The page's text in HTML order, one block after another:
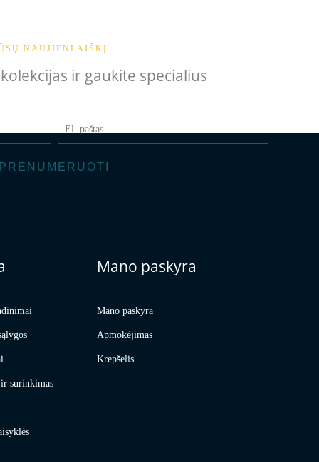
NAUJIENLAIŠKĮ
ir gaukite specialius
surinkimas
Mano paskyra
Mano paskyra
Apmokėjimas
Krepšelis